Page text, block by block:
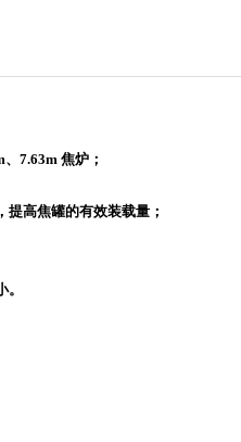
7.63m 焦炉；
高焦罐的有效装载量；